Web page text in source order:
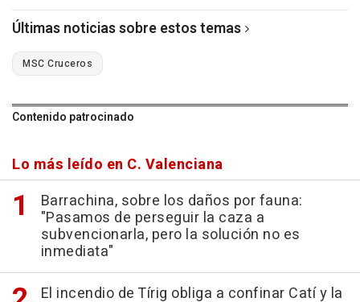
Últimas noticias sobre estos temas
MSC Cruceros
Contenido patrocinado
Lo más leído en C. Valenciana
Barrachina, sobre los daños por fauna:
"Pasamos de perseguir la caza a
subvencionarla, pero la solución no es
inmediata"
El incendio de Tírig obliga a confinar Catí y la